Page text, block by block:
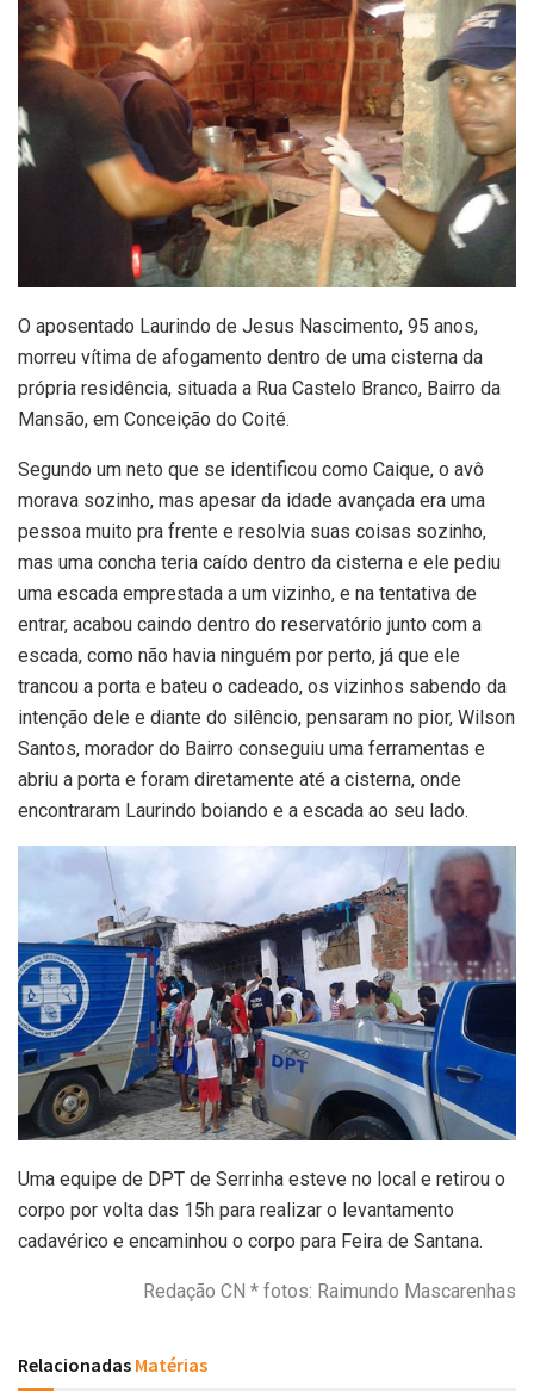
O aposentado Laurindo de Jesus Nascimento, 95 anos,
morreu vítima de afogamento dentro de uma cisterna da
própria residência, situada a Rua Castelo Branco, Bairro da
Mansão, em Conceição do Coité.
Segundo um neto que se identificou como Caique, o avô
morava sozinho, mas apesar da idade avançada era uma
pessoa muito pra frente e resolvia suas coisas sozinho,
mas uma concha teria caído dentro da cisterna e ele pediu
uma escada emprestada a um vizinho, e na tentativa de
entrar, acabou caindo dentro do reservatório junto com a
escada, como não havia ninguém por perto, já que ele
trancou a porta e bateu o cadeado, os vizinhos sabendo da
intenção dele e diante do silêncio, pensaram no pior, Wilson
Santos, morador do Bairro conseguiu uma ferramentas e
abriu a porta e foram diretamente até a cisterna, onde
encontraram Laurindo boiando e a escada ao seu lado.
Uma equipe de DPT de Serrinha esteve no local e retirou o
corpo por volta das 15h para realizar o levantamento
cadavérico e encaminhou o corpo para Feira de Santana.
Redação CN * fotos: Raimundo Mascarenhas
Relacionadas Matérias